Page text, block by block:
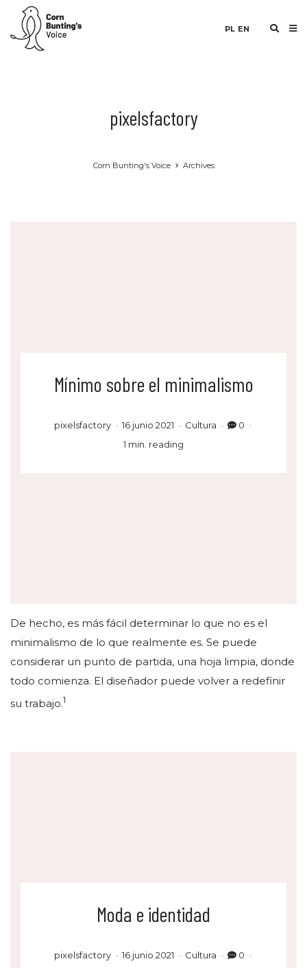
PL EN
pixelsfactory
Corn Bunting's Voice Archives
Mínimo sobre el minimalismo
pixelsfactory 16 junio 2021 Cultura
0
1 min. reading
De hecho, es más fácil determinar lo que no es el
minimalismo de lo que realmente es. Se puede
considerar un punto de partida, una hoja limpia, donde
todo comienza. El diseñador puede volver a redefinir
su trabajo.1
Moda e identidad
pixelsfactory 16 junio 2021 Cultura
0